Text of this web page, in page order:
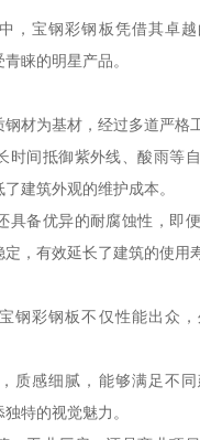
，宝钢彩钢板凭借其卓
睐的明星产品。
材为基材，经过多道严格
时间抵御紫外线、酸雨等
建筑外观的维护成本。
具备优异的耐腐蚀性，即
，有效延长了建筑的使用
钢彩钢板不仅性能出众
质感细腻，能够满足不
特的视觉魅力。